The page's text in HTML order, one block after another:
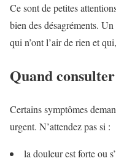
Ce sont de petites
bien des désagréments.
qui n’ont l’air de rien et
Quand
Certains symptômes
urgent. N’attendez pas si :
la douleur est forte ou